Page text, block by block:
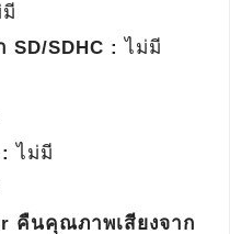
SD/SDHC :ไม่มี
:ไม่มี
คืนคุณภาพเสียงจาก